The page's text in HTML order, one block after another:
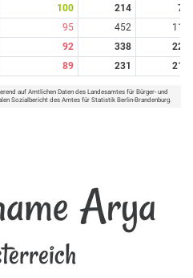
100 214
7
95 452
11
92 338
22
89 231 21
auf Amtlichen Daten des Landesamtes für Bürger- und
Sozialbericht des Amtes für Statistik Berlin-Brandenburg.
Arya